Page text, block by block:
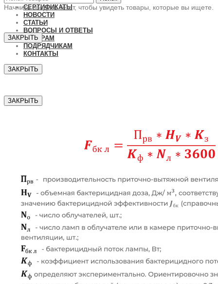
СЕРТИФИКАТЫ
НОВОСТИ
СТАТЬИ
ВОПРОСЫ И ОТВЕТЫ
ДИЛЕРАМ
ПОДРЯДЧИКАМ
КОНТАКТЫ
Начните вводить текст, чтобы увидеть товары, которые вы ищете.
ЗАКРЫТЬ
ЗАКРЫТЬ
ЗАКРЫТЬ